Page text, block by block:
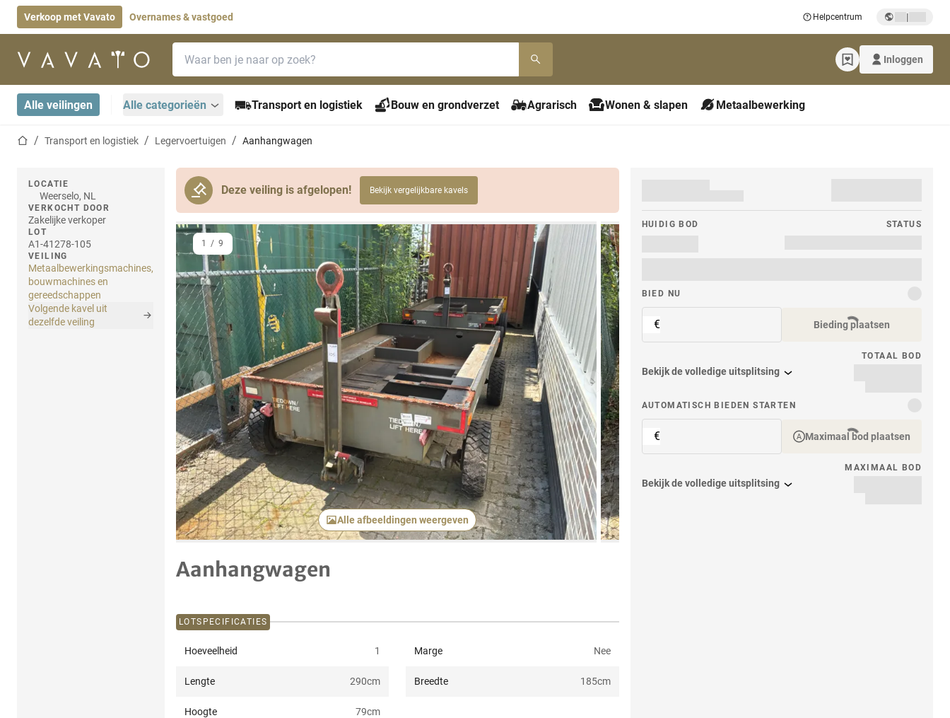
Verkoop met Vavato Overnames & vastgoed Helpcentrum |
Startpagina Inloggen
Alle veilingen Alle categorieën Transport en logistiek Bouw en grondverzet Agrarisch Wonen & slapen Metaalbewerking
StartpaginaTransport en logistiek Legervoertuigen Aanhangwagen
Deze veiling is afgelopen! Bekijk vergelijkbare kavels
LOCATIE
Weerselo, NL
VERKOCHT DOOR
Zakelijke verkoper
LOT
A1-41278-105
VEILING
Metaalbewerkingsmachines,
bouwmachines en
gereedschappen
Volgende kavel uit
dezelfde veiling
Vorig item Volgend item
Alle afbeeldingen weergeven
1 / 9
Aanhangwagen
HUIDIG ​​BOD STATUS
BIED NU
€ Bieding plaatsen
TOTAAL BOD
Bekijk de volledige uitsplitsing
AUTOMATISCH BIEDEN STARTEN
€ Maximaal bod plaatsen
MAXIMAAL BOD
Bekijk de volledige uitsplitsing
LOTSPECIFICATIES
Hoeveelheid 1 Marge Nee
Lengte 290cm Breedte 185cm
Hoogte 79cm